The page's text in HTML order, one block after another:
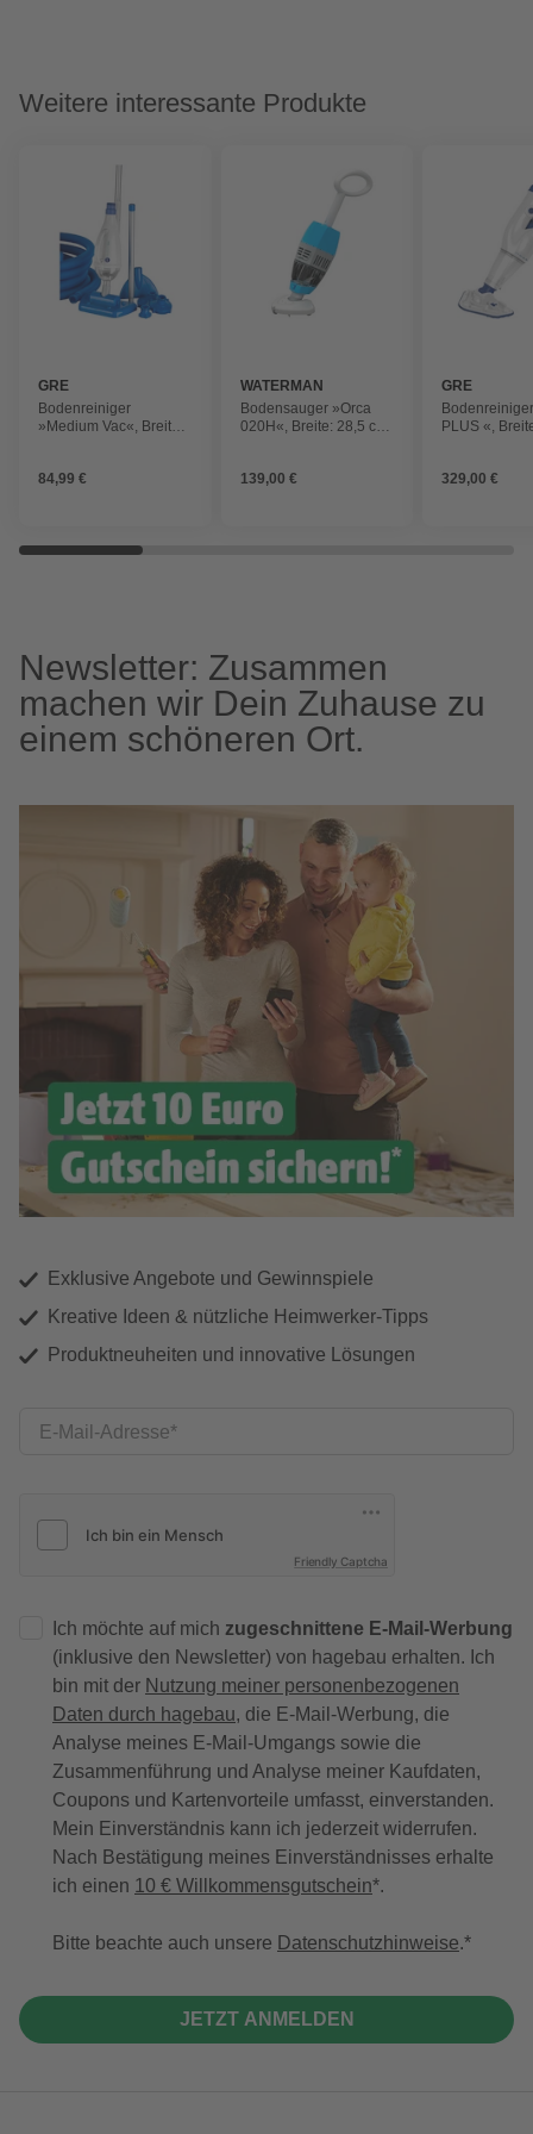
Weitere interessante Produkte
GRE
Bodenreiniger
»Medium Vac«, Breite:
84,99 €
WATERMAN
Bodensauger »Orca
020H«, Breite: 28,5 cm,
139,00 €
GRE
PLUS «,
329,00 €
Newsletter: Zusammen
machen wir Dein Zuhause zu
einem schöneren Ort.
Exklusive Angebote und Gewinnspiele
Kreative Ideen & nützliche Heimwerker-Tipps
Produktneuheiten und innovative Lösungen
E-Mail-Adresse
Friendly Captcha
Ich möchte auf mich zugeschnittene E-Mail-Werbung
(inklusive den Newsletter) von hagebau erhalten. Ich
bin mit der Nutzung meiner personenbezogenen
Daten durch hagebau, die E-Mail-Werbung, die
Analyse meines E-Mail-Umgangs sowie die
Zusammenführung und Analyse meiner Kaufdaten,
Coupons und Kartenvorteile umfasst, einverstanden.
Mein Einverständnis kann ich jederzeit widerrufen.
Nach Bestätigung meines Einverständnisses erhalte
ich einen 10 € Willkommensgutschein*.
Bitte beachte auch unsere Datenschutzhinweise.
JETZT ANMELDEN